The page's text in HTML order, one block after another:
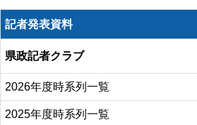
記者発表資料
県政記者クラブ
2026年度時系列一覧
2025年度時系列一覧